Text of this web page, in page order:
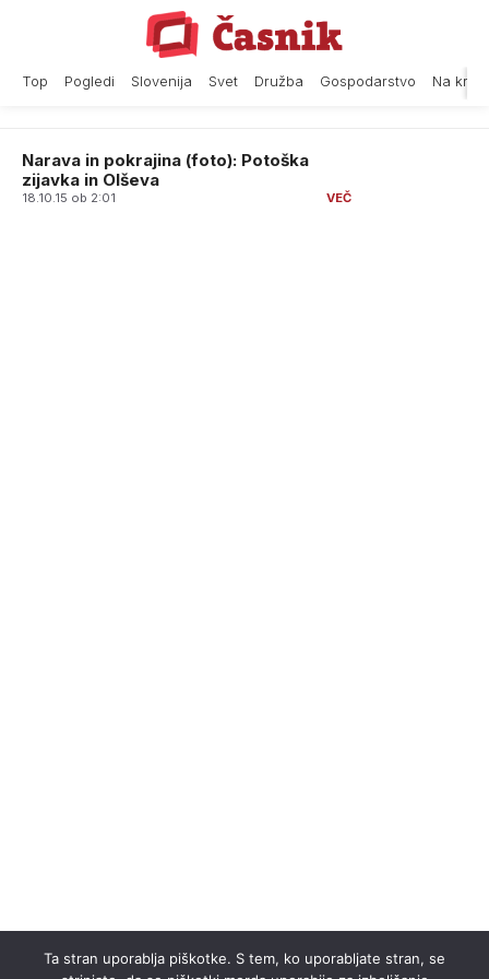
Top Pogledi Slovenija Svet Družba Gospodarstvo Na
Narava in pokrajina (foto): Potoška
zijavka in Olševa
18.10.15 ob 2:01
Ta stran uporablja piškotke. S tem, ko uporabljate stran, se